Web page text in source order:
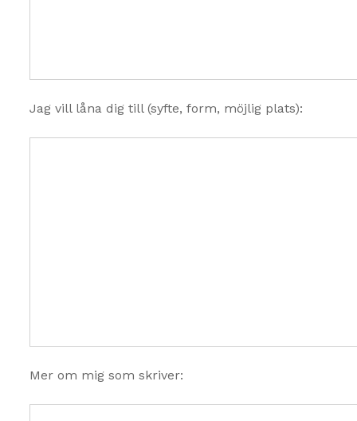
Jag vill låna dig till (syfte, form, möjlig plats):
Mer om mig som skriver: